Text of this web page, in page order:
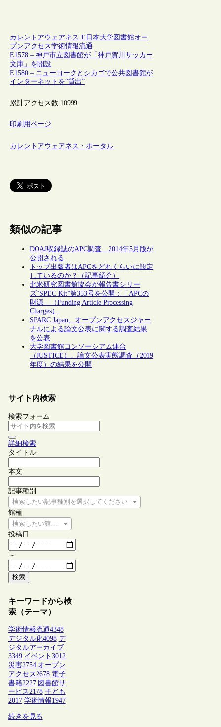
カレントアウェアネス-E 日本大学図書館オー
プンアクセス学術情報流通
E1578 – 神戸市立図書館が「神戸賀川サッカー
文庫」を開設
E1580 – ニューヨークとシカゴで公共図書館が
インターネットを“貸出”
累計アクセス数:10999
印刷用ページ
カレントアウェアネス・ポータル
類似の記事
DOAJ収録誌のAPC調査 2014年5月版が
公開される
トップ出版者はAPCをどれくらいに設定
しているのか？（記事紹介）
北米研究図書館協会が報告書シリー
ズ“SPEC Kit”第353号を公開：「APCの
財源」（Funding Article Processing
Charges）
SPARC Japan、オープンアクセスジャー
ナルによる論文公表に関する調査結果
を公表
大学図書館コンソーシアム連合
（JUSTICE）、論文公表実態調査（2019
年度）の結果を公開
サイト内検索
検索フォーム
詳細検索
タイトル
本文
記事種別
検索したい記事種別を選択してください
館種
検索したい館種を選択してください
投稿日
～
検索
キーワードから検
索（テーマ）
学術情報流通4348
デジタル化4098 デ
ジタルアーカイブ
3349 イベント 3012
災害2754 オープン
アクセス2678 電子
書籍2227 図書館サ
ービス2178 子ども
2017 学術情報1947
続きを見る